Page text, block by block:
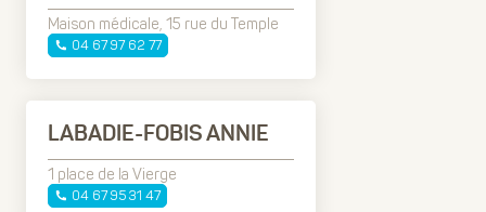
Maison médicale, 15 rue du Temple
04 67 97 62 77
LABADIE-FOBIS ANNIE
1 place de la Vierge
04 67 95 31 47